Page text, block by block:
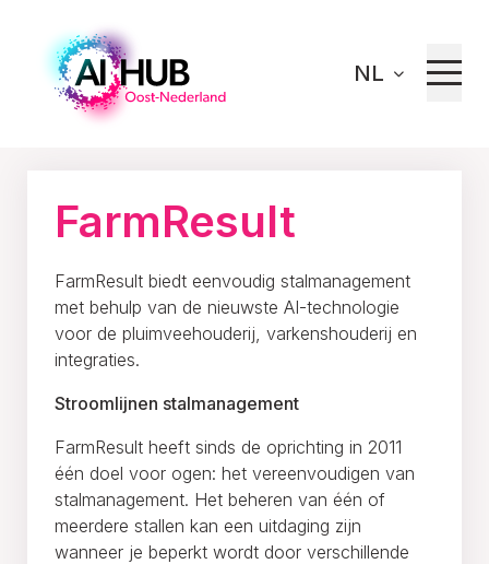
NL
Home Innoveren
FarmResult
FarmResult biedt eenvoudig stalmanagement
met behulp van de nieuwste AI-technologie
voor de pluimveehouderij, varkenshouderij en
integraties.
Stroomlijnen stalmanagement
FarmResult heeft sinds de oprichting in 2011
één doel voor ogen: het vereenvoudigen van
stalmanagement. Het beheren van één of
meerdere stallen kan een uitdaging zijn
wanneer je beperkt wordt door verschillende